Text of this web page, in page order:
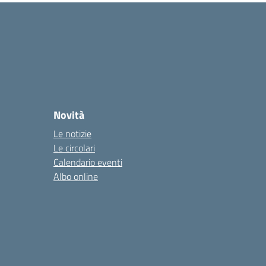
Novità
Le notizie
Le circolari
Calendario eventi
Albo online